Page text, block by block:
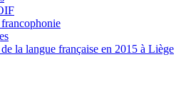
la langue française en 2015 à Liège